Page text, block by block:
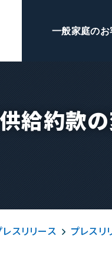
一般家庭のお
給約款
スリリース プレスリ